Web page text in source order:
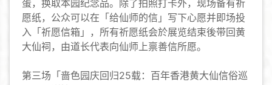
蛋，换取本园纪念品。除了拍照打卡外，现场备有祈
愿纸，公众可以在「给仙师的信」写下心愿并即场投
入「祈愿信箱」，所有祈愿纸会於展览结束後带回黄
大仙祠，由道长代表向仙师上禀善信所愿。
第三场「啬色园庆回归25载：百年香港黄大仙信俗巡